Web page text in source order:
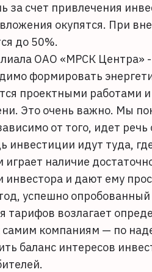
за счет привлечения
окупятся. При
до 50%.
ОАО «МРСК Центра»
формировать
проектными работами
Это очень важно. Мы
от того, идет речь
инвестиции идут туда,
наличие
и дают ему
успешно
тарифов возлагает
самим компаниям — по
баланс интересов